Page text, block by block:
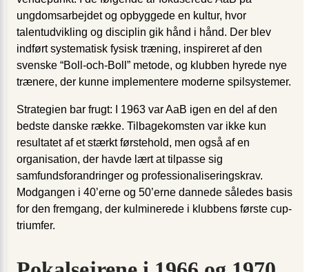
ungdomsarbejdet og opbyggede en kultur, hvor
talentudvikling og disciplin gik hånd i hånd. Der blev
indført systematisk fysisk træning, inspireret af den
svenske “Boll-och-Boll” metode, og klubben hyrede nye
trænere, der kunne implementere moderne spilsystemer.
Strategien bar frugt: I 1963 var AaB igen en del af den
bedste danske række. Tilbagekomsten var ikke kun
resultatet af et stærkt førstehold, men også af en
organisation, der havde lært at tilpasse sig
samfundsforandringer og professionaliseringskrav.
Modgangen i 40’erne og 50’erne dannede således basis
for den fremgang, der kulminerede i klubbens første cup-
triumfer.